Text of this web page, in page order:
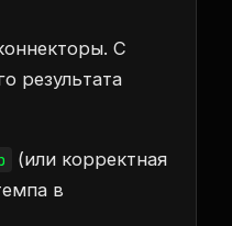
С
результата
(или корректная
в